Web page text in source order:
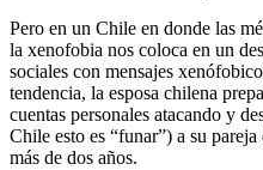
Pero en un Chile en donde las
la xenofobia nos coloca en un
sociales con mensajes
tendencia, la esposa chilena
cuentas personales atacando y
Chile esto es “funar”) a su
más de dos años.